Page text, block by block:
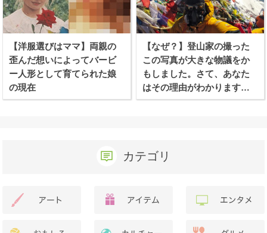
【洋服選びはママ】両親の
歪んだ想いによってバービ
ー人形として育てられた娘
の現在
【なぜ？】登山家の撮った
この写真が大きな物議をか
もしました。さて、あなた
はその理由がわかります
か？
カテゴリ